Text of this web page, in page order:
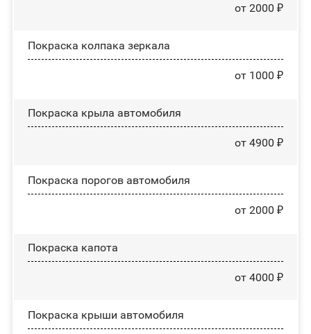
от 2000 ₽
Покраска колпака зеркала
от 1000 ₽
Покраска крыла автомобиля
от 4900 ₽
Покраска порогов автомобиля
от 2000 ₽
Покраска капота
от 4000 ₽
Покраска крыши автомобиля